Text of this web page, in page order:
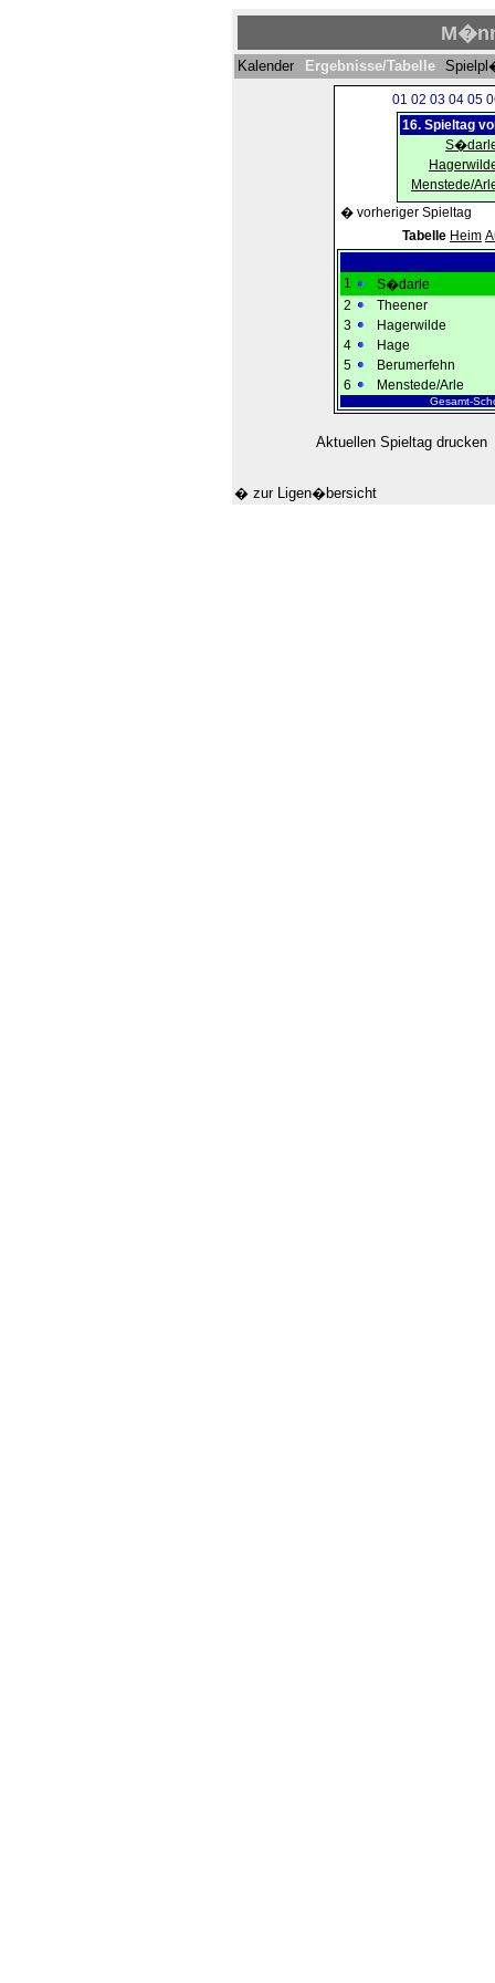
Kalender Ergebnisse/Tabelle
01 02 03 04 05
16. Spieltag
Menstede/
� vorheriger Spieltag
Tabelle Heim
1
S�darle
2
Theener
3
Hagerwilde
4
Hage
5
Berumerfehn
6
Menstede/Arle
Gesamt-
Aktuellen Spieltag drucken
� zur Ligen�bersicht